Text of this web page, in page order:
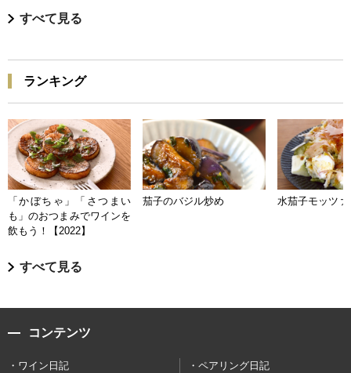
すべて見る
ランキング
「かぼちゃ」「さつまい
も」のおつまみでワインを
飲もう！【2022】
茄子のバジル炒め 水茄子モッツァ
すべて見る
コンテンツ
ワイン日記
ペアリング日記